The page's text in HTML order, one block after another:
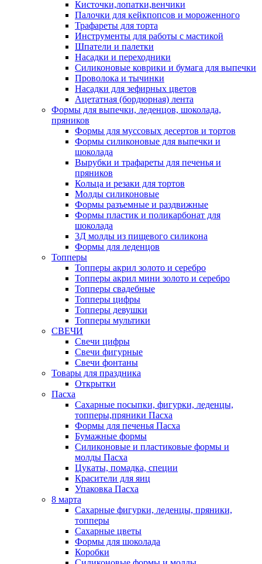
Кисточки,лопатки,венчики
Палочки для кейкпопсов и мороженного
Трафареты для торта
Инструменты для работы с мастикой
Шпатели и палетки
Насадки и переходники
Силиконовые коврики и бумага для выпечки
Проволока и тычинки
Насадки для зефирных цветов
Ацетатная (бордюрная) лента
Формы для выпечки, леденцов, шоколада,
пряников
Формы для муссовых десертов и тортов
Формы силиконовые для выпечки и
шоколада
Вырубки и трафареты для печенья и
пряников
Кольца и резаки для тортов
Молды силиконовые
Формы разъемные и раздвижные
Формы пластик и поликарбонат для
шоколада
3Д молды из пищевого силикона
Формы для леденцов
Топперы
Топперы акрил золото и серебро
Топперы акрил мини золото и серебро
Топперы свадебные
Топперы цифры
Топперы девушки
Топперы мультики
СВЕЧИ
Свечи цифры
Свечи фигурные
Свечи фонтаны
Товары для праздника
Открытки
Пасха
Сахарные посыпки, фигурки, леденцы,
топперы,пряники Пасха
Формы для печенья Пасха
Бумажные формы
Силиконовые и пластиковые формы и
молды Пасха
Цукаты, помадка, специи
Красители для яиц
Упаковка Пасха
8 марта
Сахарные фигурки, леденцы, пряники,
топперы
Сахарные цветы
Формы для шоколада
Коробки